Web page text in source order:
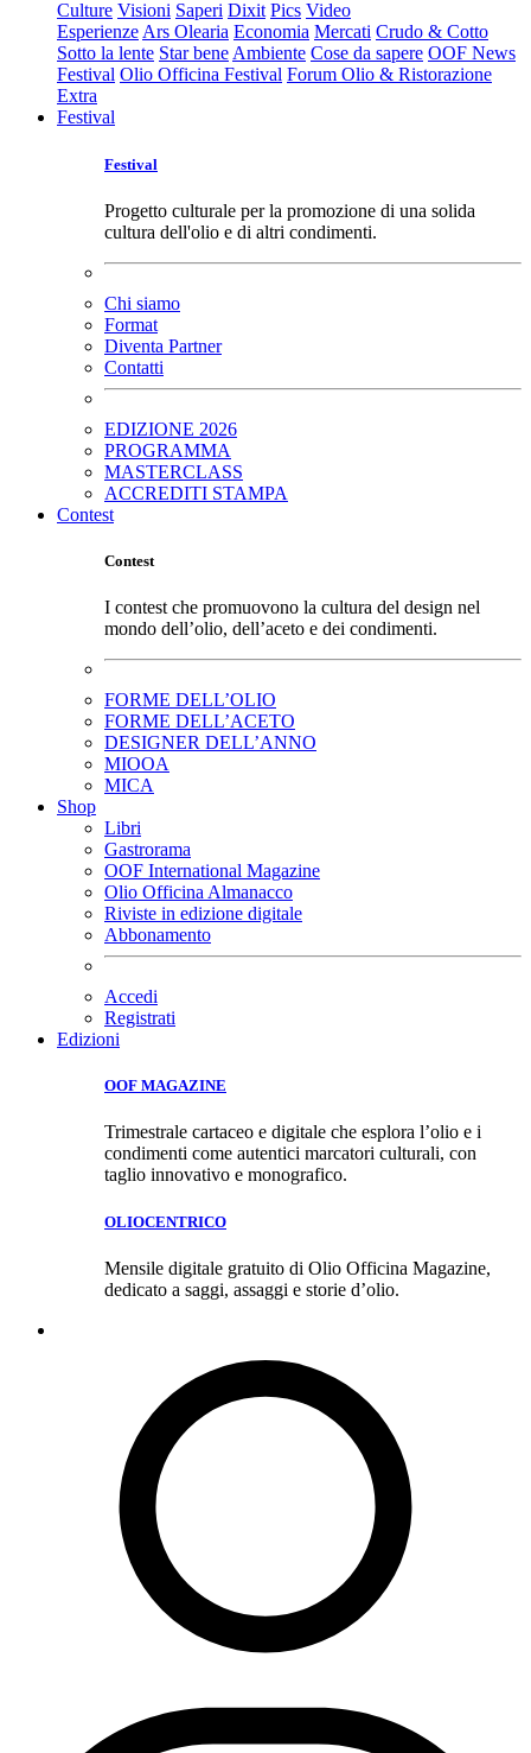
Culture Visioni Saperi Dixit Pics Video
Esperienze Ars Olearia Economia Mercati Crudo & Cotto
Sotto la lente Star bene Ambiente Cose da sapere OOF News
Festival Olio Officina Festival Forum Olio & Ristorazione
Extra
Festival
Festival
Progetto culturale per la promozione di una solida
cultura dell'olio e di altri condimenti.
Chi siamo
Format
Diventa Partner
Contatti
EDIZIONE 2026
PROGRAMMA
MASTERCLASS
ACCREDITI STAMPA
Contest
Contest
I contest che promuovono la cultura del design nel
mondo dell’olio, dell’aceto e dei condimenti.
FORME DELL’OLIO
FORME DELL’ACETO
DESIGNER DELL’ANNO
MIOOA
MICA
Shop
Libri
Gastrorama
OOF International Magazine
Olio Officina Almanacco
Riviste in edizione digitale
Abbonamento
Accedi
Registrati
Edizioni
OOF MAGAZINE
Trimestrale cartaceo e digitale che esplora l’olio e i
condimenti come autentici marcatori culturali, con
taglio innovativo e monografico.
OLIOCENTRICO
Mensile digitale gratuito di Olio Officina Magazine,
dedicato a saggi, assaggi e storie d’olio.